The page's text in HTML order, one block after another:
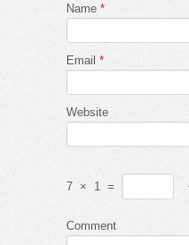
Name *
Email *
Website
7 × 1 =
Comment